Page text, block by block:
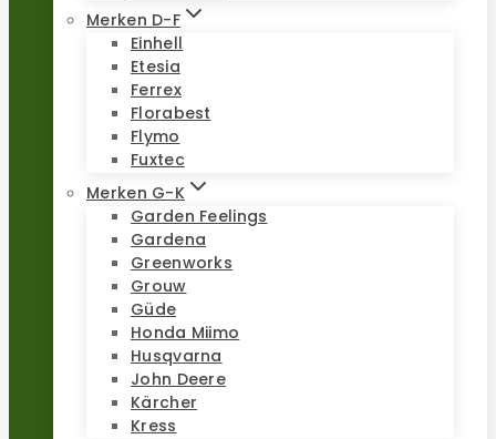
Merken D-F
Einhell
Etesia
Ferrex
Florabest
Flymo
Fuxtec
Merken G-K
Garden Feelings
Gardena
Greenworks
Grouw
Güde
Honda Miimo
Husqvarna
John Deere
Kärcher
Kress